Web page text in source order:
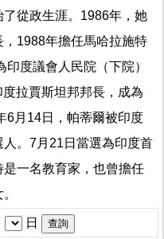
從政生涯。1986年，她
1988年擔任馬哈拉施特
度議會人民院（下院）
拉賈斯坦邦邦長，成為
6月14日，帕蒂爾被印度
。7月21日當選為印度首
一名教育家，也曾擔任
日